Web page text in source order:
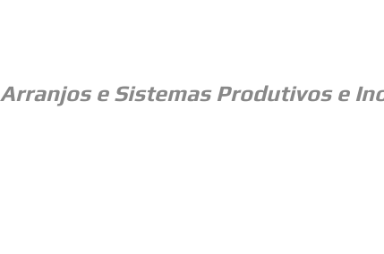
Arranjos e Sistemas Produtivos e